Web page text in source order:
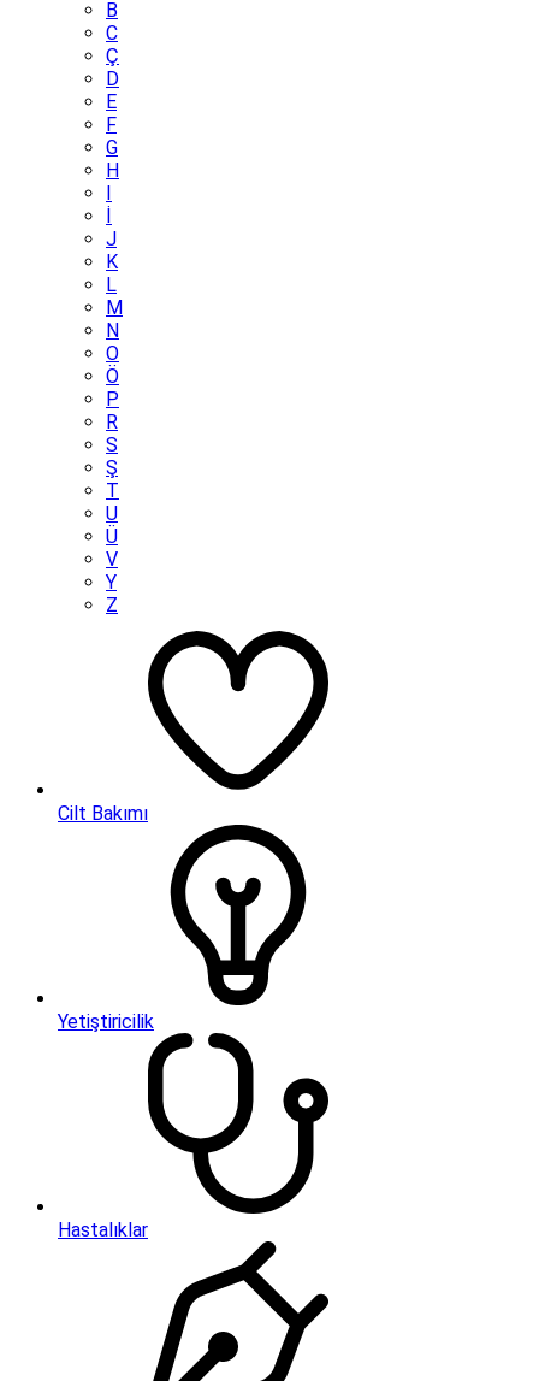
B
C
Ç
D
E
F
G
H
I
İ
J
K
L
M
N
O
Ö
P
R
S
Ş
T
U
Ü
V
Y
Z
Cilt Bakımı
Yetiştiricilik
Hastalıklar